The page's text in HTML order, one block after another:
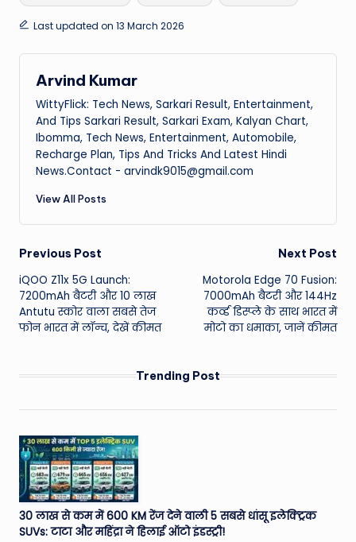
Last updated on 13 March 2026
Arvind Kumar
WittyFlick: Tech News, Sarkari Result, Entertainment,
And Tips Sarkari Result, Sarkari Exam, Kalyan Chart,
Ibomma, Tech News, Entertainment, Automobile,
Recharge Plan, Tips And Tricks And Latest Hindi
News.Contact - arvindk9015@gmail.com
View All Posts
Post
navigation
Previous Post
iQOO Z11x 5G Launch:
7200mAh बैटरी और 10 लाख
Antutu स्कोर वाला सबसे तेज
फोन भारत में लॉन्च, देखें कीमत
Next Post
Motorola Edge 70 Fusion:
7000mAh बैटरी और 144Hz
कर्व्ड डिस्प्ले के साथ भारत में
मोटो का धमाका, जानें कीमत
Trending Post
30 लाख से कम में 600 KM रेंज देने वाली 5 सबसे धांसू इलेक्ट्रिक
SUVs: टाटा और महिंद्रा ने हिलाई ऑटो इंडस्ट्री!